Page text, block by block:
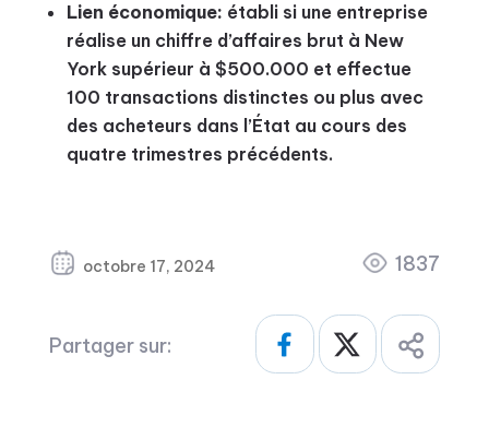
Lien économique: établi si une entreprise
réalise un chiffre d’affaires brut à New
York supérieur à $500.000 et effectue
100 transactions distinctes ou plus avec
des acheteurs dans l’État au cours des
quatre trimestres précédents.
octobre 17, 2024 1837
Partager sur: